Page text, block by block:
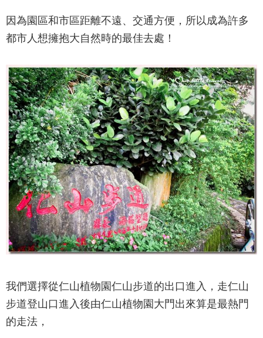
因為園區和市區距離不遠、交通方便，所以成為許多
都市人想擁抱大自然時的最佳去處！
我們選擇從仁山植物園仁山步道的出口進入，走仁山
步道登山口進入後由仁山植物園大門出來算是最熱門
的走法，